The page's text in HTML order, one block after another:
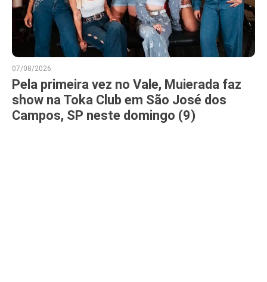
07/08/2026
Pela primeira vez no Vale, Muierada faz
show na Toka Club em São José dos
Campos, SP neste domingo (9)